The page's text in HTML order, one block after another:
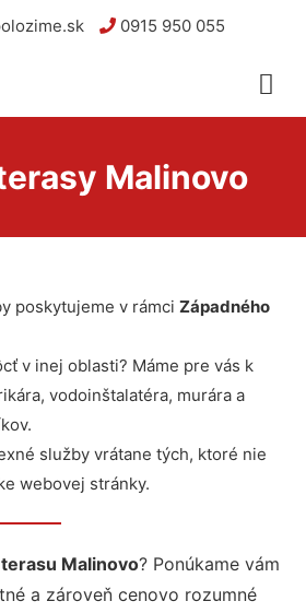
0915 950 055
Malinovo
poskytujeme v rámci Západného
v inej oblasti? Máme pre vás k
vodoinštalatéra, murára a
služby vrátane tých, ktoré nie
webovej stránky.
Malinovo? Ponúkame vám
a zároveň cenovo rozumné